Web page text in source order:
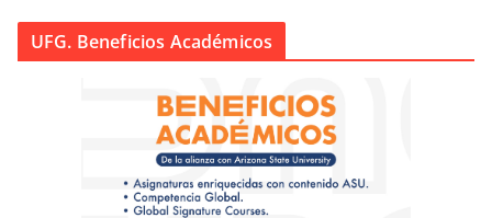
UFG. Beneficios Académicos